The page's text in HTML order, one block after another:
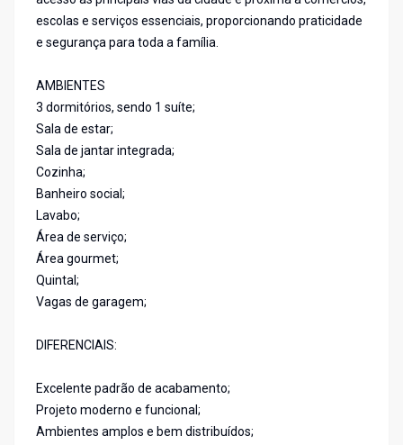
escolas e serviços essenciais, proporcionando praticidade
e segurança para toda a família.
AMBIENTES
3 dormitórios, sendo 1 suíte;
Sala de estar;
Sala de jantar integrada;
Cozinha;
Banheiro social;
Lavabo;
Área de serviço;
Área gourmet;
Quintal;
Vagas de garagem;
DIFERENCIAIS:
Excelente padrão de acabamento;
Projeto moderno e funcional;
Ambientes amplos e bem distribuídos;